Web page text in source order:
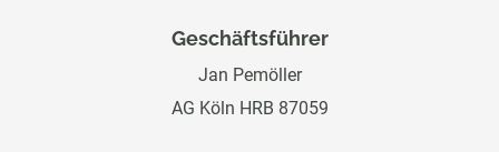
Geschäftsführer
Jan Pemöller
AG Köln HRB 87059